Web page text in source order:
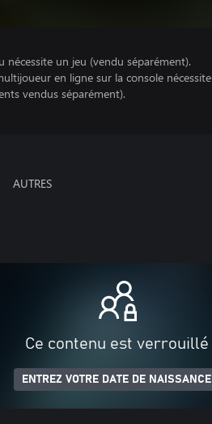
nécessite un jeu (vendu séparément).
en ligne sur la console
vendus séparément).
AUTRES
Ce contenu est verrouillé
ENTREZ VOTRE DATE DE NAISSANCE